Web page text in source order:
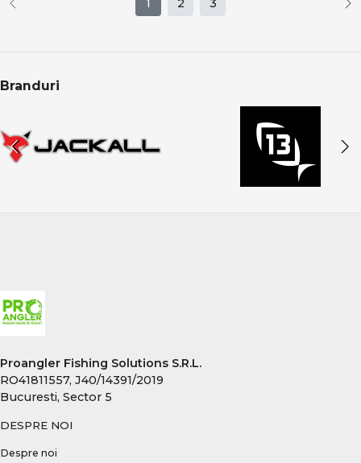
1 2 3
Branduri
Proangler Fishing Solutions S.R.L.
RO41811557, J40/14391/2019
Bucuresti, Sector 5
DESPRE NOI
Despre noi